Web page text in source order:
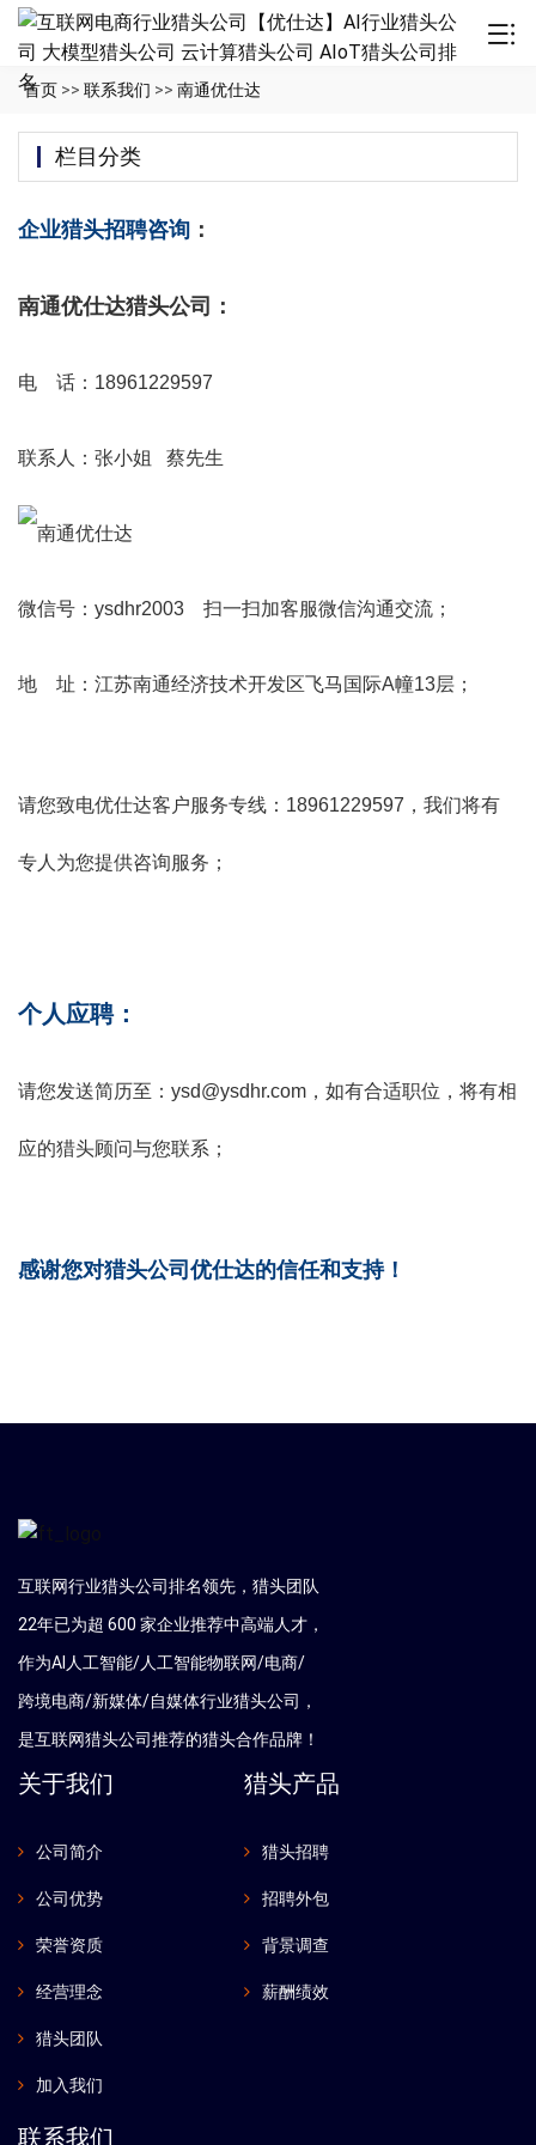
首页 >> 联系我们 >> 南通优仕达
企业猎头招聘咨询 ：
南通优仕达猎头公司：
电 话：18961229597
联系人：张小姐 蔡先生
微信号： ysdhr2003 扫一扫加客服微信沟通交流；
地 址：江苏南通经济技术开发区飞马国际A幢13层；
请您致电优仕达客户服务专线：18961229597，我们将有
专人为您提供咨询服务；
个人应聘：
请您发送简历至：ysd@ysdhr.com，如有合适职位，将有相
应的猎头顾问与您联系；
感谢您对猎头公司优仕达的信任和支持！
栏目分类
互联网行业猎头公司排名领先，猎头团队
22年已为超 600 家企业推荐中高端人才，
作为AI人工智能/人工智能物联网/电商/
跨境电商/新媒体/自媒体行业猎头公司，
是互联网猎头公司推荐的猎头合作品牌！
关于我们
公司简介
公司优势
荣誉资质
经营理念
猎头团队
加入我们
猎头产品
猎头招聘
招聘外包
背景调查
薪酬绩效
联系我们